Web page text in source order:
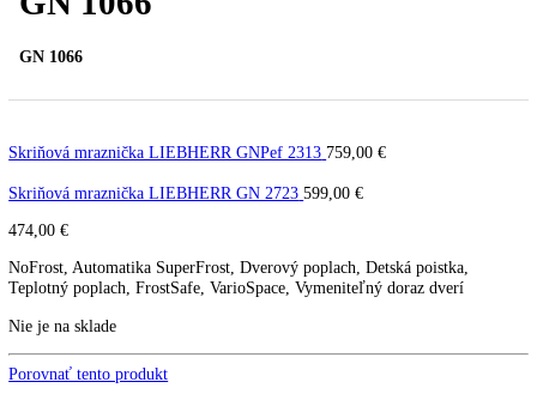
PREVĎalší článok
Skriňová mraznička
GN 1066
GN 1066